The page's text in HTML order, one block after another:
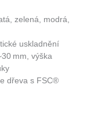
zelená, modrá,
uskladnění
mm, výška
dřeva s FSC®